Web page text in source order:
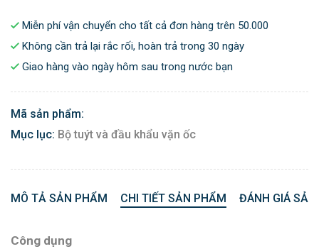
Miễn phí vận chuyển cho tất cả đơn hàng trên 50.000
Không cần trả lại rắc rối, hoàn trả trong 30 ngày
Giao hàng vào ngày hôm sau trong nước bạn
Mã sản phẩm:
Mục lục: Bộ tuýt và đầu khẩu vặn ốc
MÔ TẢ SẢN PHẨM CHI TIẾT SẢN PHẨM ĐÁNH GIÁ
Công dụng